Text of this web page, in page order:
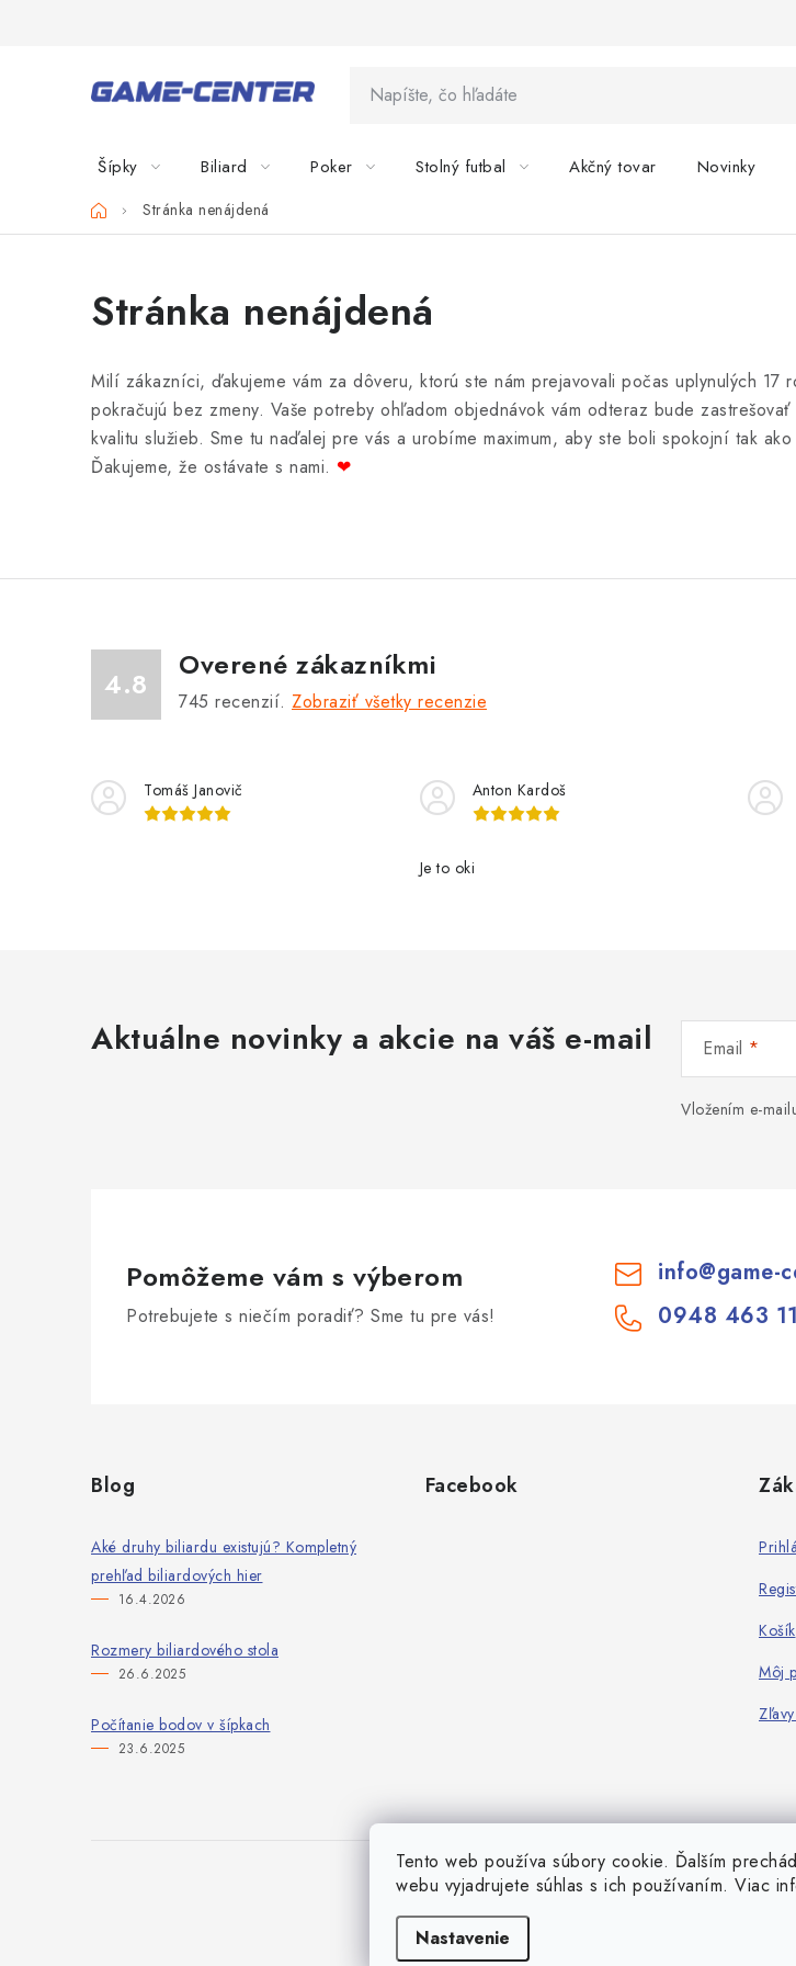
Tento web používa súbory cookie. Ďalším
webu vyjadrujete súhlas s ich používaním. Viac
Nastavenie
Šípky Biliard Poker Stolný futbal Akčný tovar Novinky
DomovStránka nenájdená
Stránka nenájdená
Milí zákazníci, ďakujeme vám za dôveru, ktorú ste nám prejavovali počas uplynulých
pokračujú bez zmeny. Vaše potreby ohľadom objednávok vám odteraz bude
kvalitu služieb. Sme tu naďalej pre vás a urobíme maximum, aby ste boli spokojní tak
Ďakujeme, že ostávate s nami. ❤
4.8
Overené zákazníkmi
745 recenzií. Zobraziť všetky recenzie
Tomáš Janovič Anton Kardoš
Je to oki
Aktuálne novinky a akcie na váš e-mail Email
Vložením e-
Pomôžeme vám s výberom
Potrebujete s niečím poradiť? Sme tu pre vás!
info@game-
0948 463
Blog
Aké druhy biliardu existujú? Kompletný
prehľad biliardových hier
16.4.2026
Rozmery biliardového stola
26.6.2025
Počítanie bodov v šípkach
23.6.2025
Facebook
Košík
Môj
Copyright 2026Game-Center.sk.